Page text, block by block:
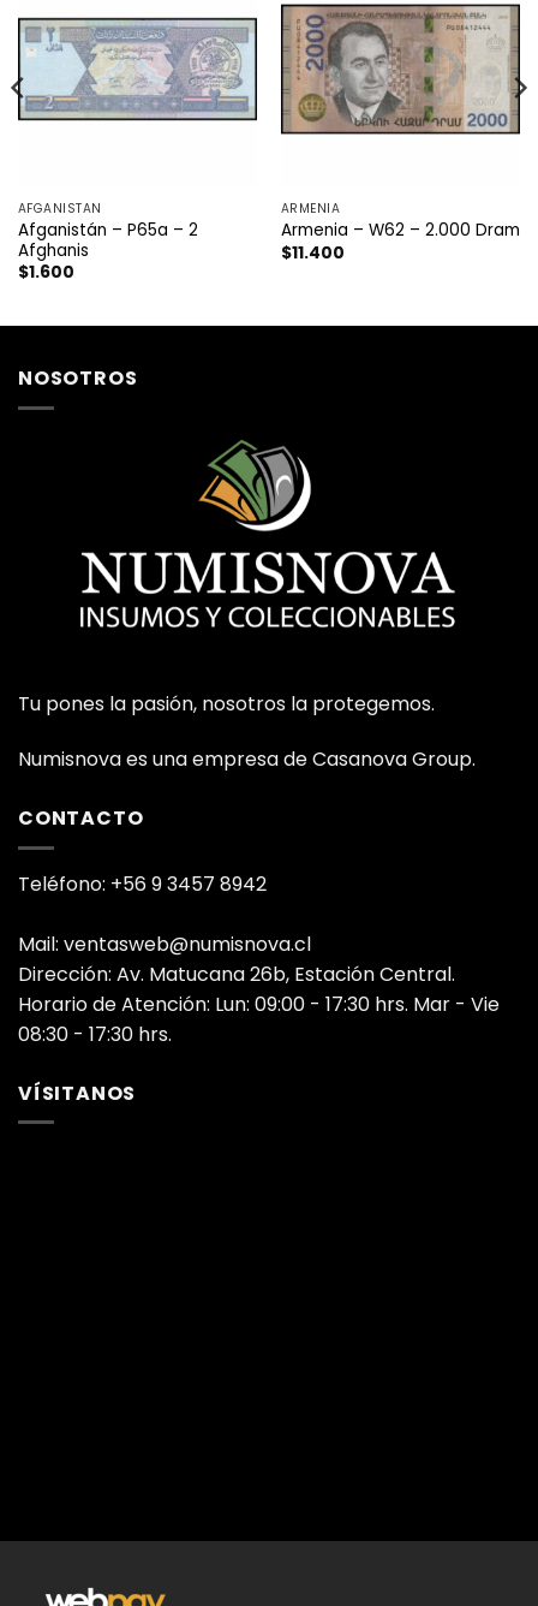
AFGANISTAN
Afganistán – P65a – 2
Afghanis
$1.600
ARMENIA
Armenia – W62 – 2.000 Dram
$11.400
NOSOTROS
Tu pones la pasión, nosotros la protegemos.
Numisnova es una empresa de Casanova Group.
CONTACTO
Teléfono: +56 9 3457 8942
Mail: ventasweb@numisnova.cl
Dirección: Av. Matucana 26b, Estación Central.
Horario de Atención: Lun: 09:00 - 17:30 hrs. Mar - Vie
08:30 - 17:30 hrs.
VÍSITANOS